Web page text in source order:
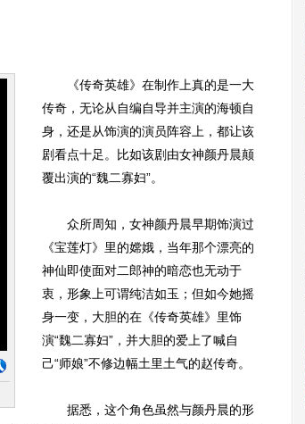
《传奇英雄》在制作上真的是一大
传奇，无论从自编自导并主演的海顿自
身，还是从饰演的演员阵容上，都让该
剧看点十足。比如该剧由女神颜丹晨颠
覆出演的“魏二寡妇”。
众所周知，女神颜丹晨早期饰演过
《宝莲灯》里的嫦娥，当年那个漂亮的
神仙即使面对二郎神的暗恋也无动于
衷，形象上可谓纯洁如玉；但如今她摇
身一变，大胆的在《传奇英雄》里饰
演“魏二寡妇”，并大胆的爱上了喊自
己“师娘”不修边幅土里土气的赵传奇。
据悉，这个角色虽然与颜丹晨的形